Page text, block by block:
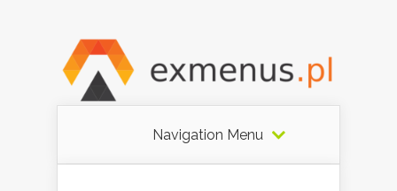
Navigation Menu